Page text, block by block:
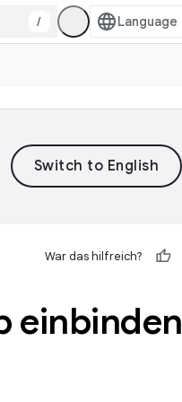
/
War das hilfreich?
einbinden